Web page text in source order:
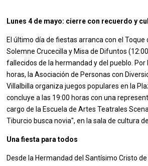
Lunes 4 de mayo: cierre con recuerdo y
El último día de fiestas arranca con el Toque
Solemne Crucecilla y Misa de Difuntos
fallecidos de la hermandad y del pueblo. Por
horas, la Asociación de Personas con
Villalbilla organiza juegos populares en la
concluye a las 19:00 horas con una
cargo de la Escuela de Artes Teatrales
Tiburcio busca novia", en la sala de cultura
Una fiesta para todos
Desde la Hermandad del Santísimo Cristo